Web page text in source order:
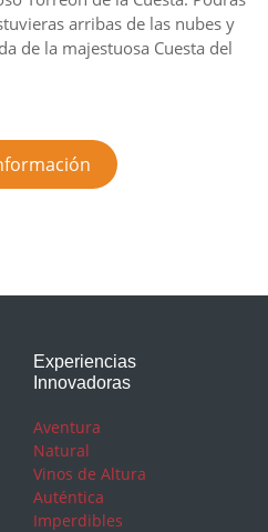
arribas de las nubes y
de la majestuosa Cuesta del
Experiencias
Innovadoras
Aventura
Natural
Vinos de Altura
Auténtica
Imperdibles